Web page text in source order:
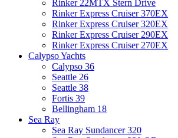
Rinker 22MTX Stern Drive
Rinker Express Cruiser 370EX
Rinker Express Cruiser 320EX
Rinker Express Cruiser 290EX
Rinker Express Cruiser 270EX
Calypso Yachts
Calypso 36
Seattle 26
Seattle 38
Fortis 39
Bellingham 18
Sea Ray
Sea Ray Sundancer 320